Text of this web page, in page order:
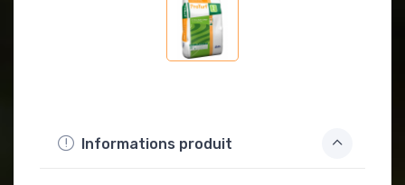
Informations produit